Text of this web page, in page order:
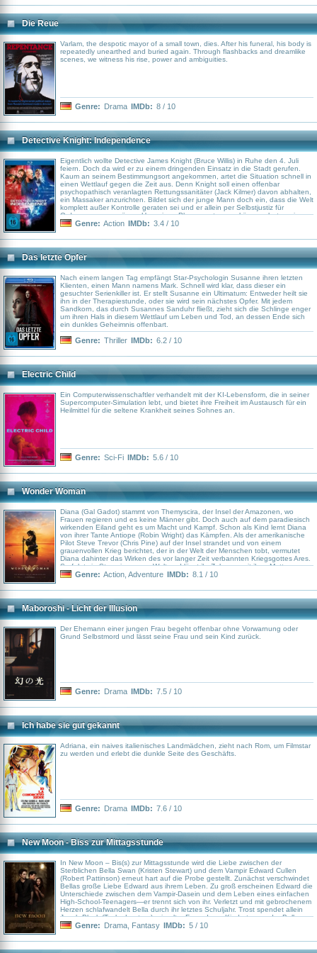
Untergang abzuwenden – in einem Kampf, in dem aus Freunden Feinde
werden…
Die Reue
Varlam, the despotic mayor of a small town, dies. After his funeral, his body is
repeatedly unearthed and buried again. Through flashbacks and dreamlike
scenes, we witness his rise, power and ambiguities.
Genre: Drama IMDb: 8 / 10
Detective Knight: Independence
Eigentlich wollte Detective James Knight (Bruce Willis) in Ruhe den 4. Juli
feiern. Doch da wird er zu einem dringenden Einsatz in die Stadt gerufen.
Kaum an seinem Bestimmungsort angekommen, artet die Situation schnell in
einen Wettlauf gegen die Zeit aus. Denn Knight soll einen offenbar
psychopathisch veranlagten Rettungssanitäter (Jack Kilmer) davon abhalten,
ein Massaker anzurichten. Bildet sich der junge Mann doch ein, dass die Welt
komplett außer Kontrolle geraten sei und er allein per Selbstjustiz für
Ordnung sorgen müsse. Um seinen Plan umsetzen zu können, hat er eine
Polizeiuniform samt Dienstwaffe entwendet und gibt sich nun als Beamter
versuchen jemanden zu stoppen, der scheinbar vor nichts Halt macht …
Genre: Action IMDb: 3.4 / 10
Das letzte Opfer
Nach einem langen Tag empfängt Star-Psychologin Susanne ihren letzten
Klienten, einen Mann namens Mark. Schnell wird klar, dass dieser ein
gesuchter Serienkiller ist. Er stellt Susanne ein Ultimatum: Entweder heilt sie
ihn in der Therapiestunde, oder sie wird sein nächstes Opfer. Mit jedem
Sandkorn, das durch Susannes Sanduhr fließt, zieht sich die Schlinge enger
um ihren Hals in diesem Wettlauf um Leben und Tod, an dessen Ende sich
ein dunkles Geheimnis offenbart.
Genre: Thriller IMDb: 6.2 / 10
Electric Child
Ein Computerwissenschaftler verhandelt mit der KI-Lebensform, die in seiner
Supercomputer-Simulation lebt, und bietet ihre Freiheit im Austausch für ein
Heilmittel für die seltene Krankheit seines Sohnes an.
Genre: Sci-Fi IMDb: 5.6 / 10
Wonder Woman
Diana (Gal Gadot) stammt von Themyscira, der Insel der Amazonen, wo
Frauen regieren und es keine Männer gibt. Doch auch auf dem paradiesisch
wirkenden Eiland geht es um Macht und Kampf. Schon als Kind lernt Diana
von ihrer Tante Antiope (Robin Wright) das Kämpfen. Als der amerikanische
Pilot Steve Trevor (Chris Pine) auf der Insel strandet und von einem
grauenvollen Krieg berichtet, der in der Welt der Menschen tobt, vermutet
Diana dahinter das Wirken des vor langer Zeit verbannten Kriegsgottes Ares.
So folgt sie Steve in unsere Welt und lässt ihr Zuhause mit ihrer Mutter,
Königin Hippolyta (Connie Nielsen), hinter sich, um Ares dort zu suchen, wo
Weltkriegs bekommt sie es zunächst mit dem deutschen Heerführer General
Ludendorff (Danny Huston) und dessen getreuer Wissenschaftlerin Dr. Maru
(Elena Anaya) zu tun, die den Krieg mit allen Mitteln für sich entscheiden
wollen...
Genre: Action Adventure IMDb: 8.1 / 10
Maboroshi - Licht der Illusion
Der Ehemann einer jungen Frau begeht offenbar ohne Vorwarnung oder
Grund Selbstmord und lässt seine Frau und sein Kind zurück.
Genre: Drama IMDb: 7.5 / 10
Ich habe sie gut gekannt
Adriana, ein naives italienisches Landmädchen, zieht nach Rom, um Filmstar
zu werden und erlebt die dunkle Seite des Geschäfts.
Genre: Drama IMDb: 7.6 / 10
New Moon - Biss zur Mittagsstunde
In New Moon – Bis(s) zur Mittagsstunde wird die Liebe zwischen der
Sterblichen Bella Swan (Kristen Stewart) und dem Vampir Edward Cullen
(Robert Pattinson) erneut hart auf die Probe gestellt. Zunächst verschwindet
Bellas große Liebe Edward aus ihrem Leben. Zu groß erscheinen Edward die
Unterschiede zwischen dem Vampir-Dasein und dem Leben eines einfachen
High-School-Teenagers—er trennt sich von ihr. Verletzt und mit gebrochenem
Herzen schlafwandelt Bella durch ihr letztes Schuljahr. Trost spendet allein
Jacob Black (Taylor Lautner), ein alter Freund aus Kindertagen, der Bella
deutliche Avancen macht. Doch auch Jacob, der dem mysteriösen Stamm der
Bella als sie eines Tages auf Laurent (Edi Gathegi), den Todfeind der
Cullens, trifft. Bella schwebt in Lebensgefahr und kann Laurent nur
Genre: Drama Fantasy IMDb: 5 / 10